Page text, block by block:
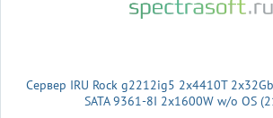
Сервер IRU Rock g2212ig5 2x4410T
SATA 9361-8I 2x1600W w/o OS